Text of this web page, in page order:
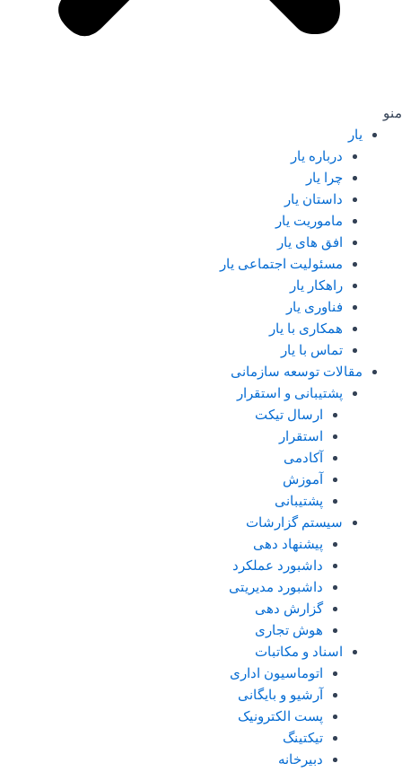
منو
یار
درباره یار
چرا یار
داستان یار
ماموریت یار
افق های یار
مسئولیت اجتماعی یار
راهکار یار
فناوری یار
همکاری با یار
تماس با یار
مقالات توسعه سازمانی
پشتیبانی و استقرار
ارسال تیکت
استقرار
آکادمی
آموزش
پشتیبانی
سیستم گزارشات
پیشنهاد دهی
داشبورد عملکرد
داشبورد مدیریتی
گزارش دهی
هوش تجاری
اسناد و مکاتبات
اتوماسیون اداری
آرشیو و بایگانی
پست الکترونیک
تیکتینگ
دبیرخانه